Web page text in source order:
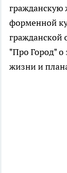
гражданскую
форменной
гражданской
"Про Город" о
жизни и